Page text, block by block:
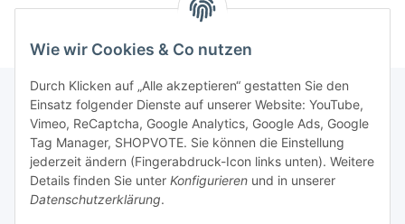
Wie wir Cookies & Co nutzen
Durch Klicken auf „Alle akzeptieren“ gestatten Sie den
Einsatz folgender Dienste auf unserer Website: YouTube,
Vimeo, ReCaptcha, Google Analytics, Google Ads, Google
Tag Manager, SHOPVOTE. Sie können die Einstellung
jederzeit ändern (Fingerabdruck-Icon links unten). Weitere
Details finden Sie unter Konfigurieren und in unserer
Datenschutzerklärung.
Newsletter Abonnieren
Bitte senden Sie mir entsprechend Ihrer
Datenschutzerklärungregelmäßig und jederzeit widerruflich
Informationen zu Ihrem Produktsortiment per E-Mail zu.